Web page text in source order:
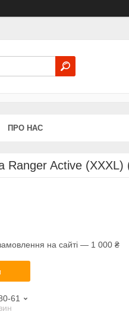
ПРО НАС
Ranger Active (XXХL)
на сайті — 1 000 ₴
61